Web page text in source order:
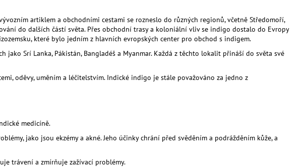
artiklem a obchodními cestami se rozneslo do různých regionů, včetně Středomoří,
do dalších částí světa. Přes obchodní trasy a koloniální vliv se indigo dostalo do Evropy
které bylo jedním z hlavních evropských center pro obchod s indigem.
Srí Lanka, Pákistán, Bangladéš a Myanmar. Každá z těchto lokalit přináší do světa své
oděvy, uměním a léčitelstvím. Indické indigo je stále považováno za jedno z
medicíně.
jako jsou ekzémy a akné. Jeho účinky chrání před svěděním a podrážděním kůže, a
trávení a zmírňuje zažívací problémy.